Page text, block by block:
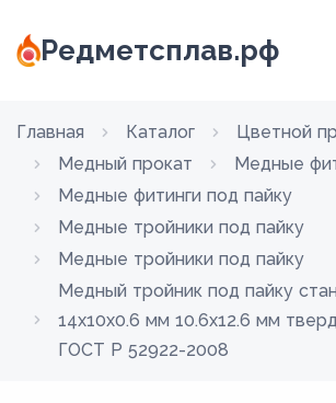
Редметсплав.рф
Главная Каталог
Цветной
Медный прокат
Медные
Медные фитинги под пайку
Медные тройники под пайку
Медные тройники под пайку
Медный тройник под пайку
14х10х0.6 мм 10.6х12.6 мм
ГОСТ Р 52922-2008